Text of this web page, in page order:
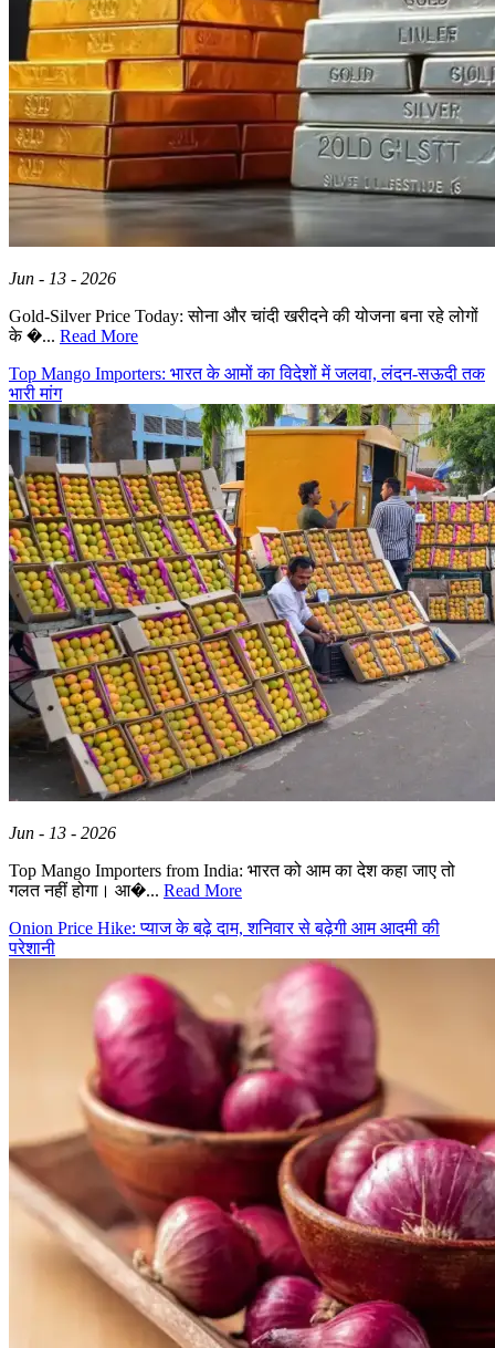
Jun - 13 - 2026
Gold-Silver Price Today: सोना और चांदी खरीदने की योजना बना रहे लोगों
के �... Read More
Top Mango Importers: भारत के आमों का विदेशों में जलवा, लंदन-सऊदी तक
भारी मांग
Jun - 13 - 2026
Top Mango Importers from India: भारत को आम का देश कहा जाए तो
गलत नहीं होगा। आ�... Read More
Onion Price Hike: प्याज के बढ़े दाम, शनिवार से बढ़ेगी आम आदमी की
परेशानी